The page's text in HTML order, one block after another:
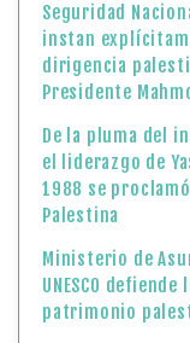
Seguridad
instan
dirigencia
Presidente
De la pluma del
el liderazgo de
1988 se
Palestina
Ministerio de
UNESCO
patrimonio